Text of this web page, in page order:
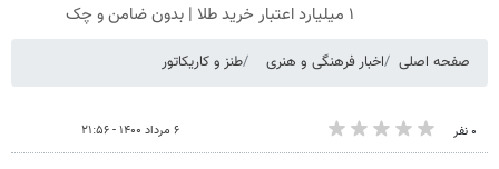
۱ میلیارد اعتبار خرید طلا | بدون ضامن و چک
صفحه اصلی اخبار فرهنگی و هنری طنز و کاریکاتور
۰ نفر ۶ مرداد ۱۴۰۰ - ۲۱:۵۶